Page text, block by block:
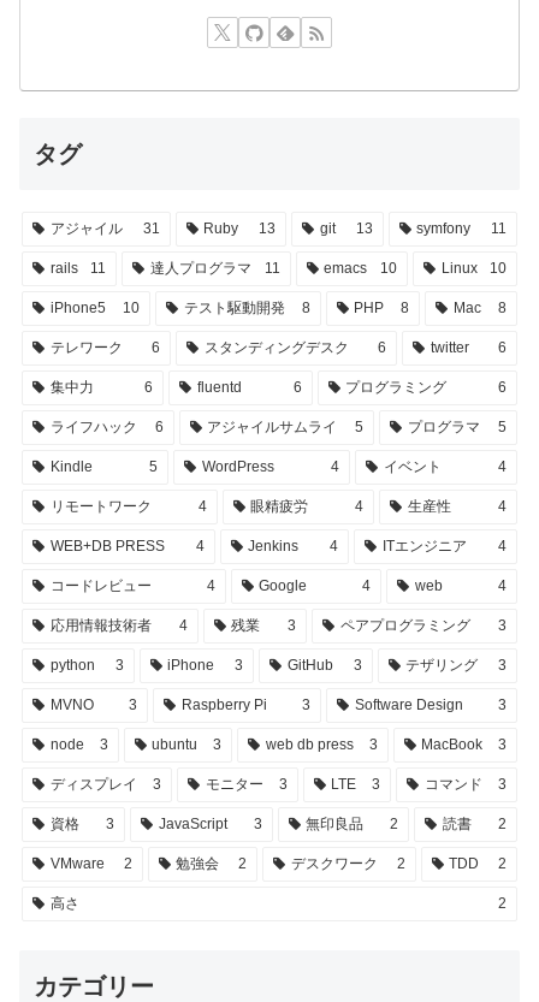
タグ
アジャイル 31 Ruby 13 git 13 symfony 11
rails 11 達人プログラマ 11 emacs 10 Linux 10
iPhone5 10 テスト駆動開発 8 PHP 8 Mac 8
テレワーク 6 スタンディングデスク 6 twitter 6
集中力 6 fluentd 6 プログラミング 6
ライフハック 6 アジャイルサムライ 5 プログラマ 5
Kindle 5 WordPress 4 イベント 4
リモートワーク 4 眼精疲労 4 生産性 4
WEB+DB PRESS 4 Jenkins 4 ITエンジニア 4
コードレビュー 4 Google 4 web 4
応用情報技術者 4 残業 3 ペアプログラミング 3
python 3 iPhone 3 GitHub 3 テザリング 3
MVNO 3 Raspberry Pi 3 Software Design 3
node 3 ubuntu 3 web db press 3 MacBook 3
ディスプレイ 3 モニター 3 LTE 3 コマンド 3
資格 3 JavaScript 3 無印良品 2 読書 2
VMware 2 勉強会 2 デスクワーク 2 TDD 2
高さ 2
カテゴリー